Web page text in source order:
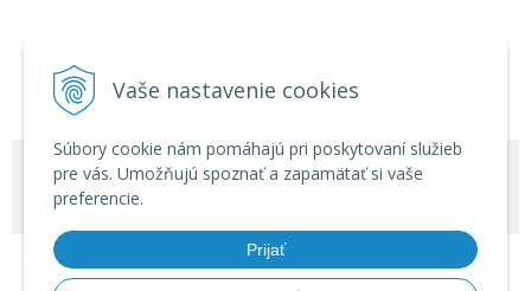
Vaše nastavenie cookies
Súbory cookie nám pomáhajú pri poskytovaní služieb
pre vás. Umožňujú spoznať a zapamätať si vaše
preferencie.
Prijať
© 2026 Zábavná pyrotechnika - veľkoobchod •NextShop &e-shop Pohoda